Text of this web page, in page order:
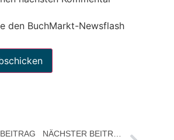
den BuchMarkt-Newsflash